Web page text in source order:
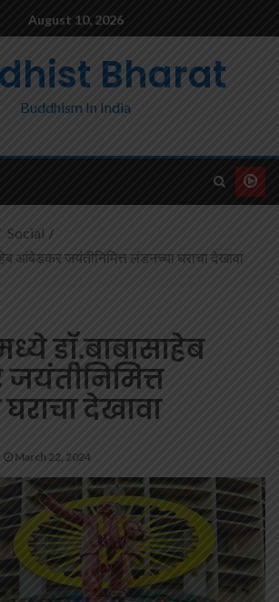
August 10, 2026
Bharat
Buddhism In India
Social
आंबेडकर जयंतीनिमित्त लंडनच्या घराचा देखावा
डॉ.बाबासाहेब
देखावा
March 22, 2024